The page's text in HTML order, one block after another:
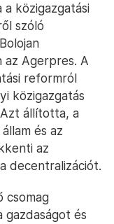
közigazgatási
szóló
az Agerpres. A
reformról
közigazgatás
állította, a
és az
az
decentralizációt.
csomag
gazdaságot és